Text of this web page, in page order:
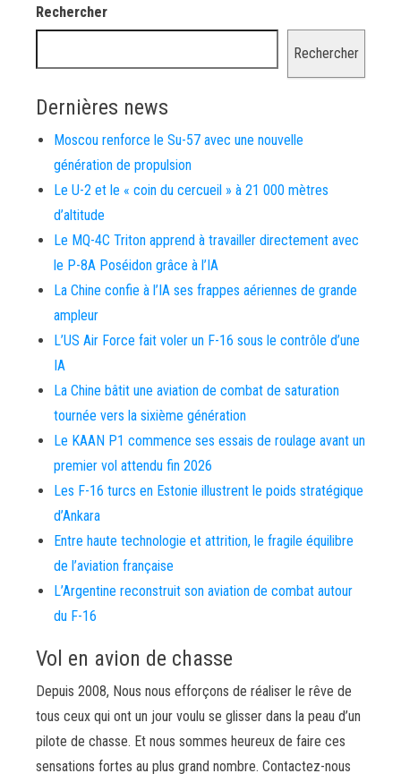
Rechercher
Rechercher
Dernières news
Moscou renforce le Su-57 avec une nouvelle
génération de propulsion
Le U-2 et le « coin du cercueil » à 21 000 mètres
d’altitude
Le MQ-4C Triton apprend à travailler directement avec
le P-8A Poséidon grâce à l’IA
La Chine confie à l’IA ses frappes aériennes de grande
ampleur
L’US Air Force fait voler un F-16 sous le contrôle d’une
IA
La Chine bâtit une aviation de combat de saturation
tournée vers la sixième génération
Le KAAN P1 commence ses essais de roulage avant un
premier vol attendu fin 2026
Les F-16 turcs en Estonie illustrent le poids stratégique
d’Ankara
Entre haute technologie et attrition, le fragile équilibre
de l’aviation française
L’Argentine reconstruit son aviation de combat autour
du F-16
Vol en avion de chasse
Depuis 2008, Nous nous efforçons de réaliser le rêve de
tous ceux qui ont un jour voulu se glisser dans la peau d’un
pilote de chasse. Et nous sommes heureux de faire ces
sensations fortes au plus grand nombre. Contactez-nous